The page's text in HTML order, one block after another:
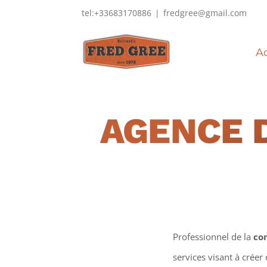
tel:+33683170886 | fredgree@gmail.com
AGENCE
Professionnel de la
services visant à